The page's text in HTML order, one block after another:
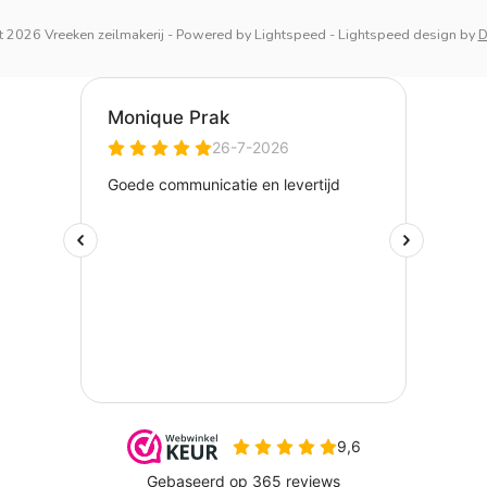
Vreeken zeilmakerij - Powered by Lightspeed - Lightspeed design by